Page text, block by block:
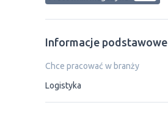
Informacje podstawowe
Chce pracować w branży
Logistyka